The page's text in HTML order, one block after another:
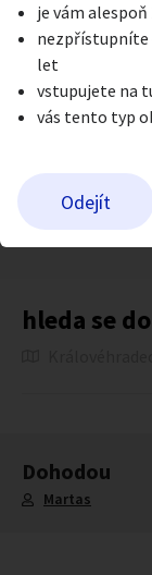
Sběratelství
hleda se
Dohodou
Martas
je vám
nezpřístupníte
let
vstupujete na
vás tento typ
Odejít